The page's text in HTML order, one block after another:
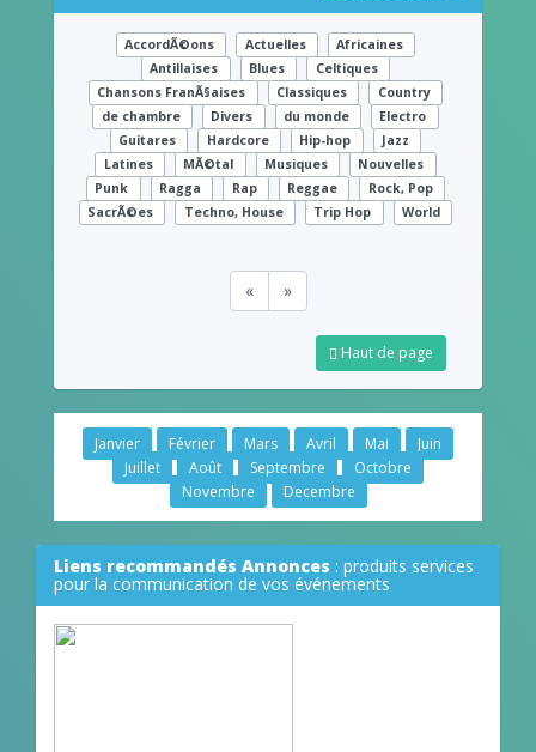
AccordÃ©ons Actuelles
Africaines
Antillaises
Blues
Celtiques
Chansons FranÃ§aises
Classiques
Country
de chambre
Divers du monde
Electro
Guitares
Hardcore Hip-hop
Jazz
Latines
MÃ©tal Musiques
Nouvelles
Punk
Ragga Rap Reggae
Rock, Pop
SacrÃ©es
Techno, House Trip Hop World
« »
Haut de page
Janvier Février Mars Avril Mai
Juin
Juillet
Août Septembre
Octobre
Novembre
Decembre
Liens recommandés Annonces : produits services
pour la communication de vos événements